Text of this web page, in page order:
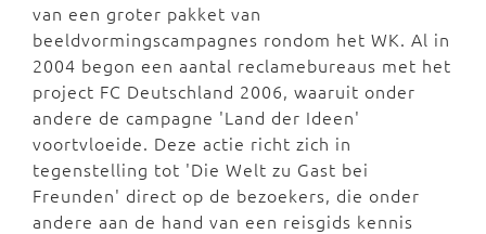
van een groter pakket van
beeldvormingscampagnes rondom het WK. Al in
2004 begon een aantal reclamebureaus met het
project FC Deutschland 2006, waaruit onder
andere de campagne 'Land der Ideen'
voortvloeide. Deze actie richt zich in
tegenstelling tot 'Die Welt zu Gast bei
Freunden' direct op de bezoekers, die onder
andere aan de hand van een reisgids kennis